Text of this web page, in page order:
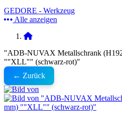
GEDORE - Werkzeug
Alle anzeigen
"ADB-NUVAX Metallschrank
""XLL"" (schwarz-rot)"
← Zurück